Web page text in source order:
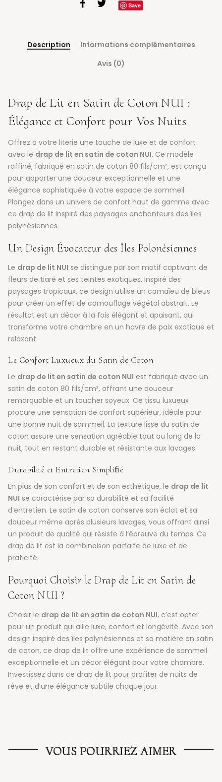
Save
Description
Informations complémentaires
Avis (0)
Drap de Lit en Satin de Coton NUI :
Élégance et Confort pour Vos Nuits
Offrez à votre literie une touche de luxe et de confort
avec le drap de lit en satin de coton NUI. Ce modèle
raffiné, fabriqué en satin de coton 80 fils/cm², est conçu
pour apporter une douceur exceptionnelle et une
élégance sophistiquée à votre espace de sommeil.
Plongez dans un univers de confort haut de gamme avec
ce drap de lit inspiré des paysages enchanteurs des îles
polynésiennes.
Un Design Évocateur des Îles Polonésiennes
Le drap de lit NUI se distingue par son motif captivant de
fleurs de tiaré et ses teintes exotiques. Inspiré des
paysages tropicaux, ce design utilise un camaïeu de bleus
pour créer un effet de camouflage végétal abstrait. Le
résultat est un décor à la fois élégant et apaisant, qui
transforme votre chambre en un havre de paix exotique et
relaxant.
Le Confort Luxueux du Satin de Coton
Le drap de lit en satin de coton NUI est fabriqué avec un
satin de coton 80 fils/cm², offrant une douceur
remarquable et un toucher soyeux. Ce tissu luxueux
procure une sensation de confort supérieur, idéale pour
une bonne nuit de sommeil. La texture lisse du satin de
coton assure une sensation agréable tout au long de la
nuit, tout en restant durable et résistante aux lavages.
Durabilité et Entretien Simpliﬁé
En plus de son confort et de son esthétique, le drap de lit
NUI se caractérise par sa durabilité et sa facilité
d’entretien. Le satin de coton conserve son éclat et sa
douceur même après plusieurs lavages, vous offrant ainsi
un produit de qualité qui résiste à l’épreuve du temps. Ce
drap de lit est la combinaison parfaite de luxe et de
praticité.
Pourquoi Choisir le Drap de Lit en Satin de
Coton NUI ?
Choisir le drap de lit en satin de coton NUI, c’est opter
pour un produit qui allie luxe, confort et longévité. Avec son
design inspiré des îles polynésiennes et sa matière en satin
de coton, ce drap de lit offre une expérience de sommeil
exceptionnelle et un décor élégant pour votre chambre.
Investissez dans ce drap de lit pour profiter de nuits de
rêve et d’une élégance subtile chaque jour.
VOUS POURRIEZ AIMER